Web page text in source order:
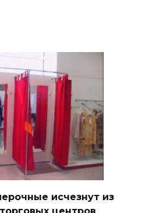
исчезнут из
центров